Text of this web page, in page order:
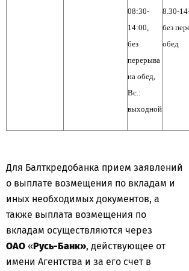
08:30-
14:00,
без
перерыва
на обед,
Вс.:
выходной
8.30-14-
без
обед
Для Балткредобанка прием заявлений
о выплате возмещения по вкладам и
иных необходимых документов, а
также выплата возмещения по
вкладам осуществляются через
ОАО «Русь-Банк», действующее от
имени Агентства и за его счет в